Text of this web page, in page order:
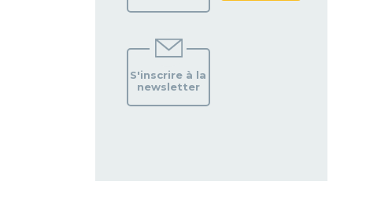
S'inscrire à la
newsletter